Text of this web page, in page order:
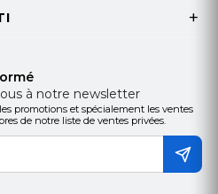
à notre newsletter
promotions et spécialement les ventes
de notre liste de ventes privées.